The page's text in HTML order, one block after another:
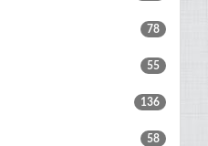
78
55
136
58